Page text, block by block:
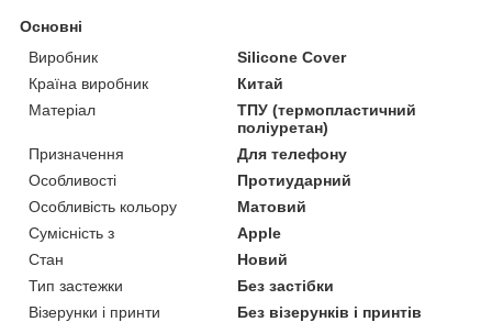
Основні
Виробник
Silicone Cover
Країна виробник
Китай
Матеріал
ТПУ (термопластичний
поліуретан)
Призначення
Для телефону
Особливості
Протиударний
Особливість кольору
Матовий
Сумісність з
Apple
Стан
Новий
Тип застежки
Без застібки
Візерунки і принти
Без візерунків і принтів